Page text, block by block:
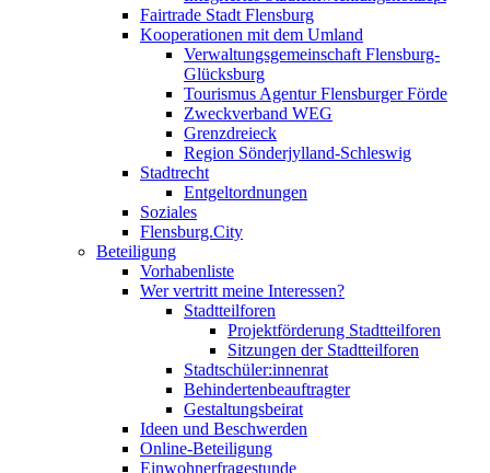
Fairtrade Stadt Flensburg
Kooperationen mit dem Umland
Verwaltungsgemeinschaft Flensburg-
Glücksburg
Tourismus Agentur Flensburger Förde
Zweckverband WEG
Grenzdreieck
Region Sönderjylland-Schleswig
Stadtrecht
Entgeltordnungen
Soziales
Flensburg.City
Beteiligung
Vorhabenliste
Wer vertritt meine Interessen?
Stadtteilforen
Projektförderung Stadtteilforen
Sitzungen der Stadtteilforen
Stadtschüler:innenrat
Behindertenbeauftragter
Gestaltungsbeirat
Ideen und Beschwerden
Online-Beteiligung
Einwohnerfragestunde